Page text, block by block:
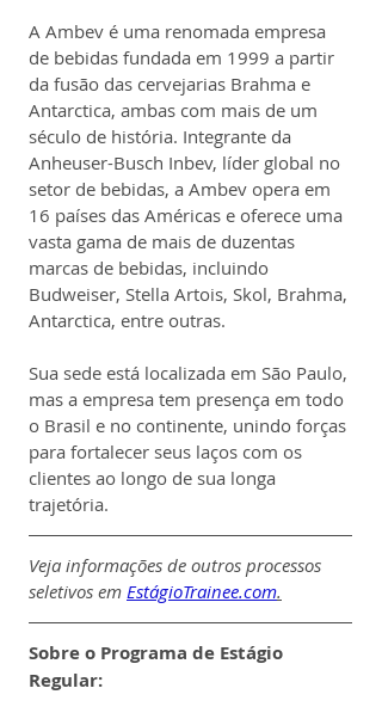
A Ambev é uma renomada empresa
de bebidas fundada em 1999 a partir
da fusão das cervejarias Brahma e
Antarctica, ambas com mais de um
século de história. Integrante da
Anheuser-Busch Inbev, líder global no
setor de bebidas, a Ambev opera em
16 países das Américas e oferece uma
vasta gama de mais de duzentas
marcas de bebidas, incluindo
Budweiser, Stella Artois, Skol, Brahma,
Antarctica, entre outras.
Sua sede está localizada em São Paulo,
mas a empresa tem presença em todo
o Brasil e no continente, unindo forças
para fortalecer seus laços com os
clientes ao longo de sua longa
trajetória.
Veja informações de outros processos
seletivos em EstágioTrainee.com.
Sobre o Programa de Estágio
Regular: